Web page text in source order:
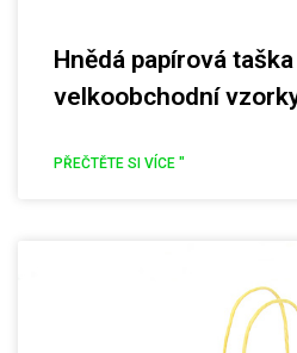
Hnědá papírová
velkoobchodní
PŘEČTĚTE SI VÍCE "